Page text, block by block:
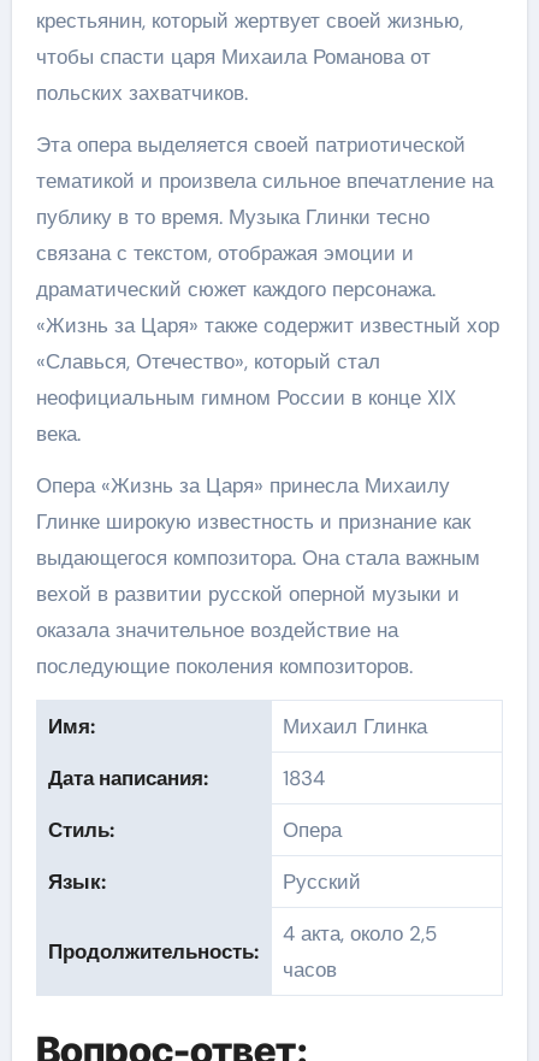
крестьянин, который жертвует своей жизнью,
чтобы спасти царя Михаила Романова от
польских захватчиков.
Эта опера выделяется своей патриотической
тематикой и произвела сильное впечатление на
публику в то время. Музыка Глинки тесно
связана с текстом, отображая эмоции и
драматический сюжет каждого персонажа.
«Жизнь за Царя» также содержит известный хор
«Славься, Отечество», который стал
неофициальным гимном России в конце XIX
века.
Опера «Жизнь за Царя» принесла Михаилу
Глинке широкую известность и признание как
выдающегося композитора. Она стала важным
вехой в развитии русской оперной музыки и
оказала значительное воздействие на
последующие поколения композиторов.
Имя:
Михаил Глинка
Дата написания:
1834
Стиль:
Опера
Язык:
Русский
Продолжительность:
4 акта, около 2,5
часов
Вопрос-ответ: